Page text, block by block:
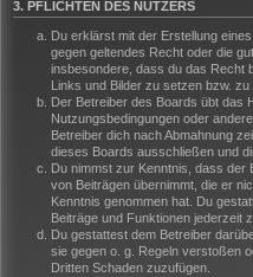
3. PFLICHTEN DES NUTZERS
Du erklärst mit der Erstellung
gegen geltendes Recht oder die
insbesondere, dass du das Recht
Links und Bilder zu setzen bzw. zu
Der Betreiber des Boards übt das
Nutzungsbedingungen oder
Betreiber dich nach Abmahnung
dieses Boards ausschließen und
Du nimmst zur Kenntnis, dass der
von Beiträgen übernimmt, die er
Kenntnis genommen hat. Du
Beiträge und Funktionen jederzeit
Du gestattest dem Betreiber
sie gegen o. g. Regeln verstoßen
Dritten Schaden zuzufügen.